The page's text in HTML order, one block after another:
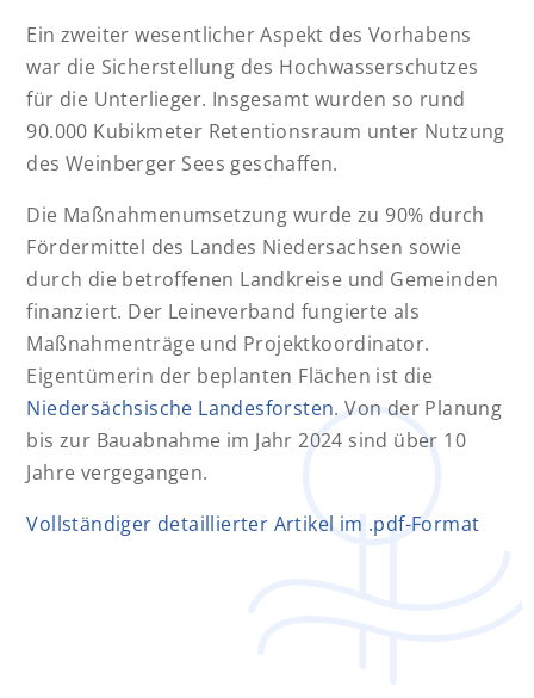
Ein zweiter wesentlicher Aspekt des Vorhabens
war die Sicherstellung des Hochwasserschutzes
für die Unterlieger. Insgesamt wurden so rund
90.000 Kubikmeter Retentionsraum unter Nutzung
des Weinberger Sees geschaffen.
Die Maßnahmenumsetzung wurde zu 90% durch
Fördermittel des Landes Niedersachsen sowie
durch die betroffenen Landkreise und Gemeinden
finanziert. Der Leineverband fungierte als
Maßnahmenträge und Projektkoordinator.
Eigentümerin der beplanten Flächen ist die
Niedersächsische Landesforsten. Von der Planung
bis zur Bauabnahme im Jahr 2024 sind über 10
Jahre vergegangen.
Vollständiger detaillierter Artikel im .pdf-Format